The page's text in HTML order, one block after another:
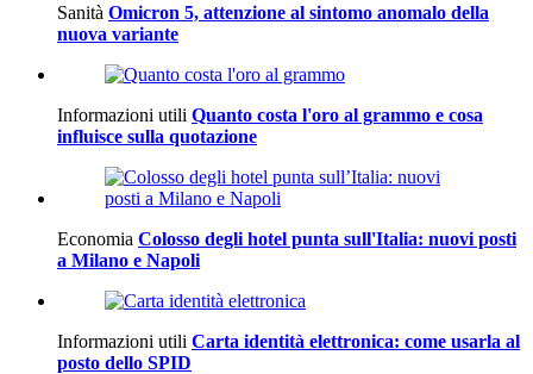
Sanità Omicron 5, attenzione al sintomo anomalo della
nuova variante
Informazioni utili Quanto costa l'oro al grammo e cosa
influisce sulla quotazione
Economia Colosso degli hotel punta sull'Italia: nuovi posti
a Milano e Napoli
Informazioni utili Carta identità elettronica: come usarla al
posto dello SPID